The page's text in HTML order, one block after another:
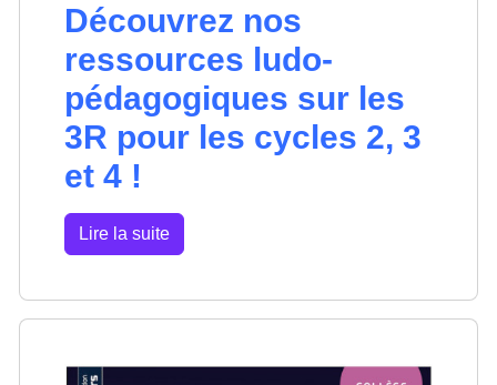
Découvrez nos
ressources ludo-
pédagogiques sur les
3R pour les cycles 2, 3
et 4 !
Lire la suite